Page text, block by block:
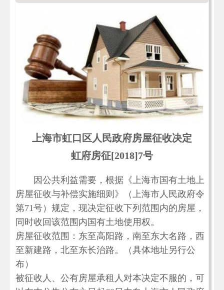
上海市虹口区人民政府房屋征收决定
虹府房征[2018]7号
因公共利益需要，根据《上海市国有土地上
房屋征收与补偿实施细则》（上海市人民政府令
第71号）规定，现决定征收下列范围内的房屋，
同时收回该范围内国有土地使用权。
房屋征收范围：东至高阳路，南至东大名路，西
至新建路，北至东长治路。（具体地址另行公
布）
被征收人、公有房屋承租人对本决定不服的，可